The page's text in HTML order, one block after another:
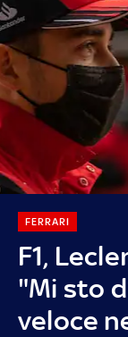
F1,
"Mi sto
veloce
FERRARI